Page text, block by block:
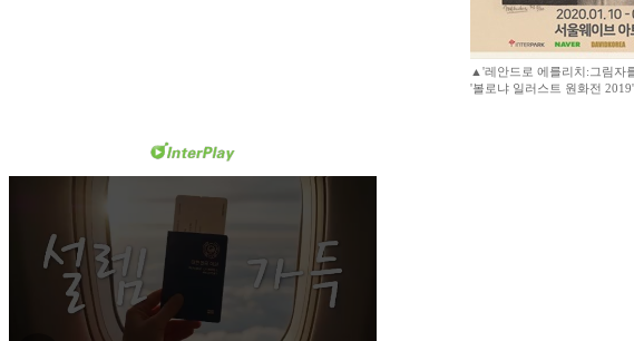
▲'레안드로 에를리치:그림자
'볼로냐 일러스트 원화전